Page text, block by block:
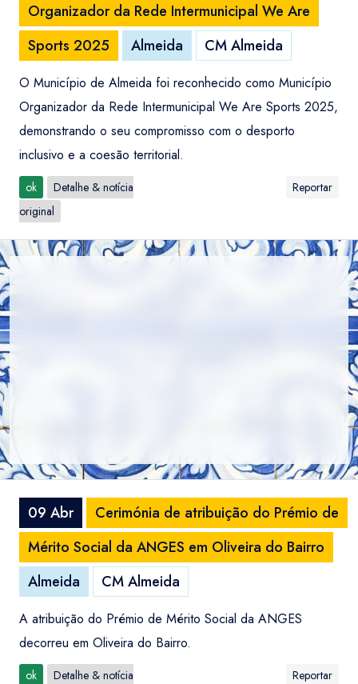
Organizador da Rede Intermunicipal We Are
Sports 2025
Almeida CM Almeida
O Município de Almeida foi reconhecido como Município
Organizador da Rede Intermunicipal We Are Sports 2025,
demonstrando o seu compromisso com o desporto
inclusivo e a coesão territorial.
ok
Detalhe & notícia
original
Reportar
09 Abr
Cerimónia de atribuição do Prémio de
Mérito Social da ANGES em Oliveira do Bairro
Almeida
CM Almeida
A atribuição do Prémio de Mérito Social da ANGES
decorreu em Oliveira do Bairro.
ok
Detalhe & notícia
Reportar